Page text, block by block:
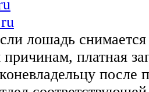
лошадь снимается
платная
после